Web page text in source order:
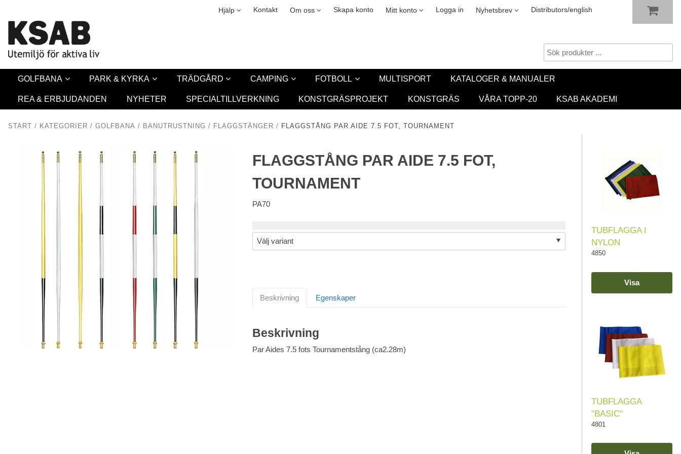
Hjälp
Säkerhet & Cookies Kontakt Om oss
Leasing Skapa konto Mitt konto Logga in Nyhetsbrev
Newsletter Distributors/english
GOLFBANA PARK & KYRKA TRÄDGÅRD CAMPING FOTBOLL MULTISPORT KATALOGER & MANUALER
REA & ERBJUDANDEN NYHETER SPECIALTILLVERKNING KONSTGRÄSPROJEKT KONSTGRÄS VÅRA TOPP-20 KSAB AKADEMI
START / KATEGORIER / GOLFBANA / BANUTRUSTNING / FLAGGSTÄNGER / FLAGGSTÅNG PAR AIDE 7.5 FOT, TOURNAMENT
FLAGGSTÅNG PAR AIDE 7.5 FOT,
TOURNAMENT
PA70
Beskrivning Egenskaper
Beskrivning
Par Aides 7.5 fots Tournamentstång (ca2.28m)
TUBFLAGGA I
NYLON
4850
Visa
TUBFLAGGA
"BASIC"
4801